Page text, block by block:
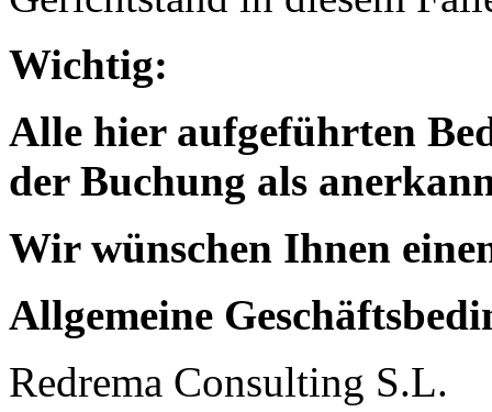
Wichtig:
Alle hier aufgeführten
der Buchung als
Wir wünschen Ihnen
Allgemeine
Redrema Consulting S.L.